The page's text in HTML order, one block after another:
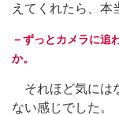
えてくれたら、本
－ずっとカメラに追
か。
それほど気には
ない感じでした。